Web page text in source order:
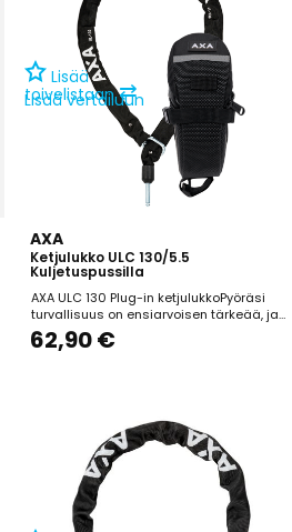
Lisää
toivelistaan⇄
Lisää vertailuun
AXA
Ketjulukko ULC 130/5.5
Kuljetuspussilla
AXA ULC 130 Plug-in ketjulukkoPyöräsi
turvallisuus on ensiarvoisen tärkeää, ja
parhaan suojan takaamiseksi on
suositeltavaa kiinnittää pyöräsi johonkin
62,90 €